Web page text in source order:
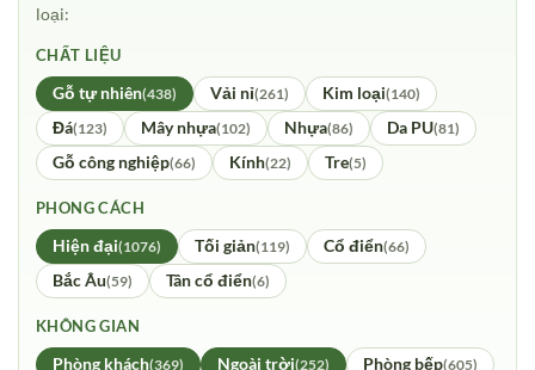
loại:
CHẤT LIỆU
Gỗ tự nhiên(438) Vải nỉ(261) Kim loại(140)
Đá(123) Mây nhựa(102) Nhựa(86) Da PU(81)
Gỗ công nghiệp(66) Kính(22) Tre(5)
PHONG CÁCH
Hiện đại(1076) Tối giản(119) Cổ điển(66)
Bắc Âu(59) Tân cổ điển(6)
KHÔNG GIAN
Phòng khách(369) Ngoài trời(252) Phòng bếp(605)